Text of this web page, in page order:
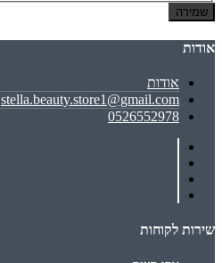
שמירה
אודות
אודות
stella.beauty.store1@gmail.com
0526552978
שירות לקוחות